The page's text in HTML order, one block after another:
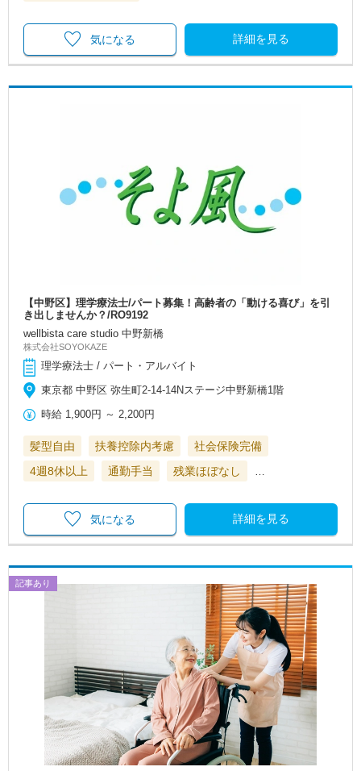
詳細を見る
気になる
【中野区】理学療法士/パート募集！高齢者の「動ける喜び」を引
き出しませんか？/RO9192
wellbista care studio 中野新橋
株式会社SOYOKAZE
理学療法士 / パート・アルバイト
東京都 中野区 弥生町2-14-14Nステージ中野新橋1階
時給 1,900円 ～ 2,200円
髪型自由 扶養控除内考慮
社会保険完備
4週8休以上
通勤手当 残業ほぼなし
詳細を見る
気になる
記事あり